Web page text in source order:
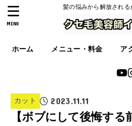
髪の悩みから解放され
ホーム メニュー・料金 ア
MENU
カット 2023.11.11
【ボブにして後悔す